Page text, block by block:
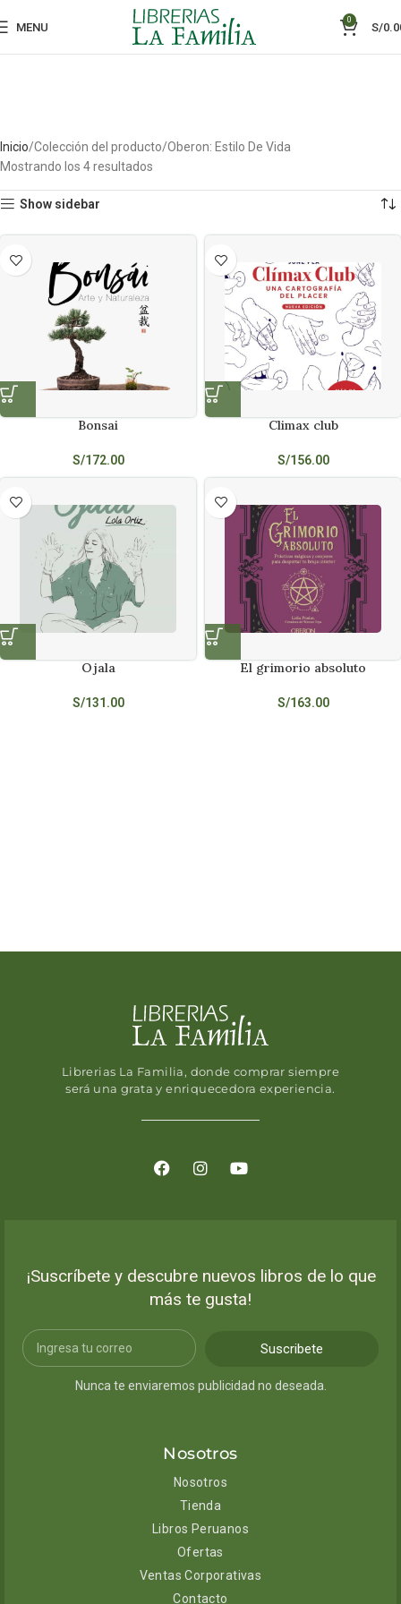
MENU
0
S/
Inicio Colección del producto Oberon: Estilo De Vida
Mostrando los 4 resultados
Show sidebar
Bonsai
S/172.00
Climax club
S/156.00
Ojala
S/131.00
El grimorio absoluto
S/163.00
Librerias La Familia, donde comprar siempre
será una grata y enriquecedora experiencia.
¡Suscríbete y descubre nuevos libros de lo que
más te gusta!
Suscribete
Nunca te enviaremos publicidad no deseada.
Nosotros
Nosotros
Tienda
Libros Peruanos
Ofertas
Ventas Corporativas
Contacto